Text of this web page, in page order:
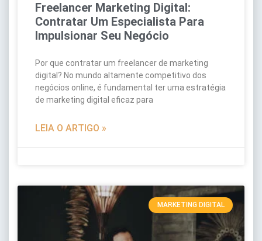
Freelancer Marketing Digital:
Contratar Um Especialista Para
Impulsionar Seu Negócio
Por que contratar um freelancer de marketing
digital? No mundo altamente competitivo dos
negócios online, é fundamental ter uma estratégia
de marketing digital eficaz para
LEIA O ARTIGO »
MARKETING DIGITAL